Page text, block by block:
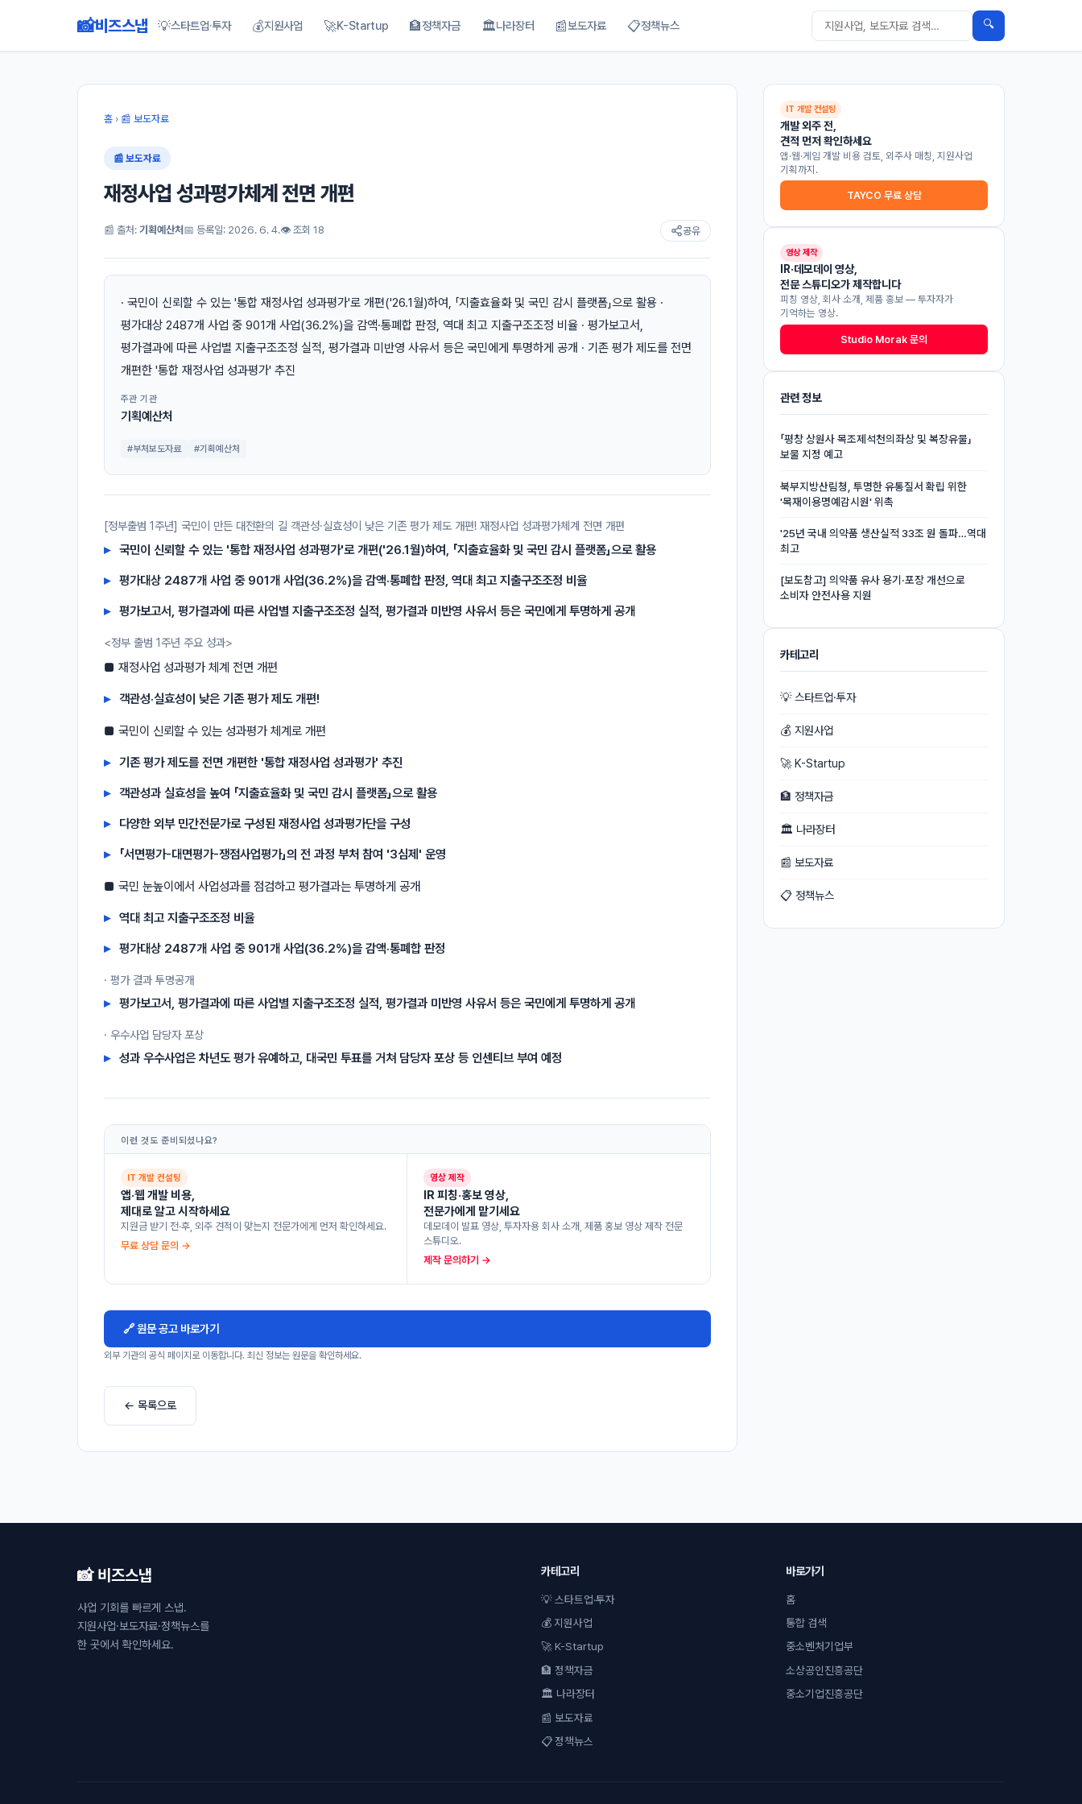
📸비즈스냅 💡스타트업·투자 💰지원사업 🚀K-Startup 🏦정책자금 🏛나라장터 📰보도자료 📋정책뉴스 🔍
홈 › 📰 보도자료
📰 보도자료
재정사업 성과평가체계 전면 개편
📰 출처: 기획예산처 📅 등록일: 2026. 6. 4.👁 조회 18 공유
· 국민이 신뢰할 수 있는 '통합 재정사업 성과평가'로 개편('26.1월)하여, 「지출효율화 및 국민 감시 플랫폼」으로 활용 ·
평가대상 2487개 사업 중 901개 사업(36.2%)을 감액·통폐합 판정, 역대 최고 지출구조조정 비율 · 평가보고서,
평가결과에 따른 사업별 지출구조조정 실적, 평가결과 미반영 사유서 등은 국민에게 투명하게 공개 · 기존 평가 제도를 전면
개편한 '통합 재정사업 성과평가' 추진
주관 기관
기획예산처
#부처보도자료 #기획예산처
[정부출범 1주년] 국민이 만든 대전환의 길 객관성·실효성이 낮은 기존 평가 제도 개편! 재정사업 성과평가체계 전면 개편
국민이 신뢰할 수 있는 '통합 재정사업 성과평가'로 개편('26.1월)하여, 「지출효율화 및 국민 감시 플랫폼」으로 활용
평가대상 2487개 사업 중 901개 사업(36.2%)을 감액·통폐합 판정, 역대 최고 지출구조조정 비율
평가보고서, 평가결과에 따른 사업별 지출구조조정 실적, 평가결과 미반영 사유서 등은 국민에게 투명하게 공개
<정부 출범 1주년 주요 성과>
■ 재정사업 성과평가 체계 전면 개편
객관성·실효성이 낮은 기존 평가 제도 개편!
■ 국민이 신뢰할 수 있는 성과평가 체계로 개편
기존 평가 제도를 전면 개편한 '통합 재정사업 성과평가' 추진
객관성과 실효성을 높여 「지출효율화 및 국민 감시 플랫폼」으로 활용
다양한 외부 민간전문가로 구성된 재정사업 성과평가단을 구성
「서면평가-대면평가-쟁점사업평가」의 전 과정 부처 참여 '3심제' 운영
■ 국민 눈높이에서 사업성과를 점검하고 평가결과는 투명하게 공개
역대 최고 지출구조조정 비율
평가대상 2487개 사업 중 901개 사업(36.2%)을 감액·통폐합 판정
· 평가 결과 투명공개
평가보고서, 평가결과에 따른 사업별 지출구조조정 실적, 평가결과 미반영 사유서 등은 국민에게 투명하게 공개
· 우수사업 담당자 포상
성과 우수사업은 차년도 평가 유예하고, 대국민 투표를 거쳐 담당자 포상 등 인센티브 부여 예정
이런 것도 준비되셨나요?
IT 개발 컨설팅
앱·웹 개발 비용,
제대로 알고 시작하세요
지원금 받기 전·후, 외주 견적이 맞는지 전문가에게 먼저 확인하세요.
무료 상담 문의 →
영상 제작
IR 피칭·홍보 영상,
전문가에게 맡기세요
데모데이 발표 영상, 투자자용 회사 소개, 제품 홍보 영상 제작 전문
스튜디오.
제작 문의하기 →
🔗 원문 공고 바로가기
외부 기관의 공식 페이지로 이동합니다. 최신 정보는 원문을 확인하세요.
← 목록으로
IT 개발 컨설팅
개발 외주 전,
견적 먼저 확인하세요
앱·웹·게임 개발 비용 검토, 외주사 매칭, 지원사업
기획까지.
TAYCO 무료 상담
영상 제작
IR·데모데이 영상,
전문 스튜디오가 제작합니다
피칭 영상, 회사 소개, 제품 홍보 — 투자자가
기억하는 영상.
Studio Morak 문의
관련 정보
「평창 상원사 목조제석천의좌상 및 복장유물」
보물 지정 예고
북부지방산림청, 투명한 유통질서 확립 위한
'목재이용명예감시원' 위촉
'25년 국내 의약품 생산실적 33조 원 돌파…역대
최고
[보도참고] 의약품 유사 용기·포장 개선으로
소비자 안전사용 지원
카테고리
💡 스타트업·투자
💰 지원사업
🚀 K-Startup
🏦 정책자금
🏛 나라장터
📰 보도자료
📋 정책뉴스
📸 비즈스냅
사업 기회를 빠르게 스냅.
지원사업·보도자료·정책뉴스를
한 곳에서 확인하세요.
카테고리
💡 스타트업·투자
💰 지원사업
🚀 K-Startup
🏦 정책자금
🏛 나라장터
📰 보도자료
📋 정책뉴스
바로가기
홈
통합 검색
중소벤처기업부
소상공인진흥공단
중소기업진흥공단